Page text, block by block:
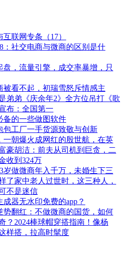
联网专条（17）
：社交电商与微商的区别是什
盘，流量引擎，成交率暴增，只
被看不起，初瑞雪怒斥情感主
弟弟《庆余年2》全方位吊打《歌
布：全国第一
备的一些做图软件
包工厂一手货源致敬与创新
一朝爆火成网红的殷世航，在英
豪胡洁：前夫从司机到巨贪，二
收到324万
岁做微商年入千万，未婚生下三
了家中老人过世时，这三种人，
不是迷信
成器无水印免费的app？
势翻红：不做微商的国货，如何
？2024棒球帽穿搭指南！像杨
样搭，拉高时髦度